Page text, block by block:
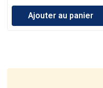
Ajouter au panier